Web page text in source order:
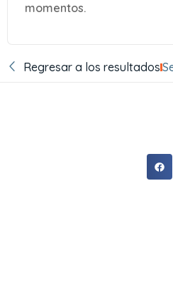
momentos.
Regresar a los resultados